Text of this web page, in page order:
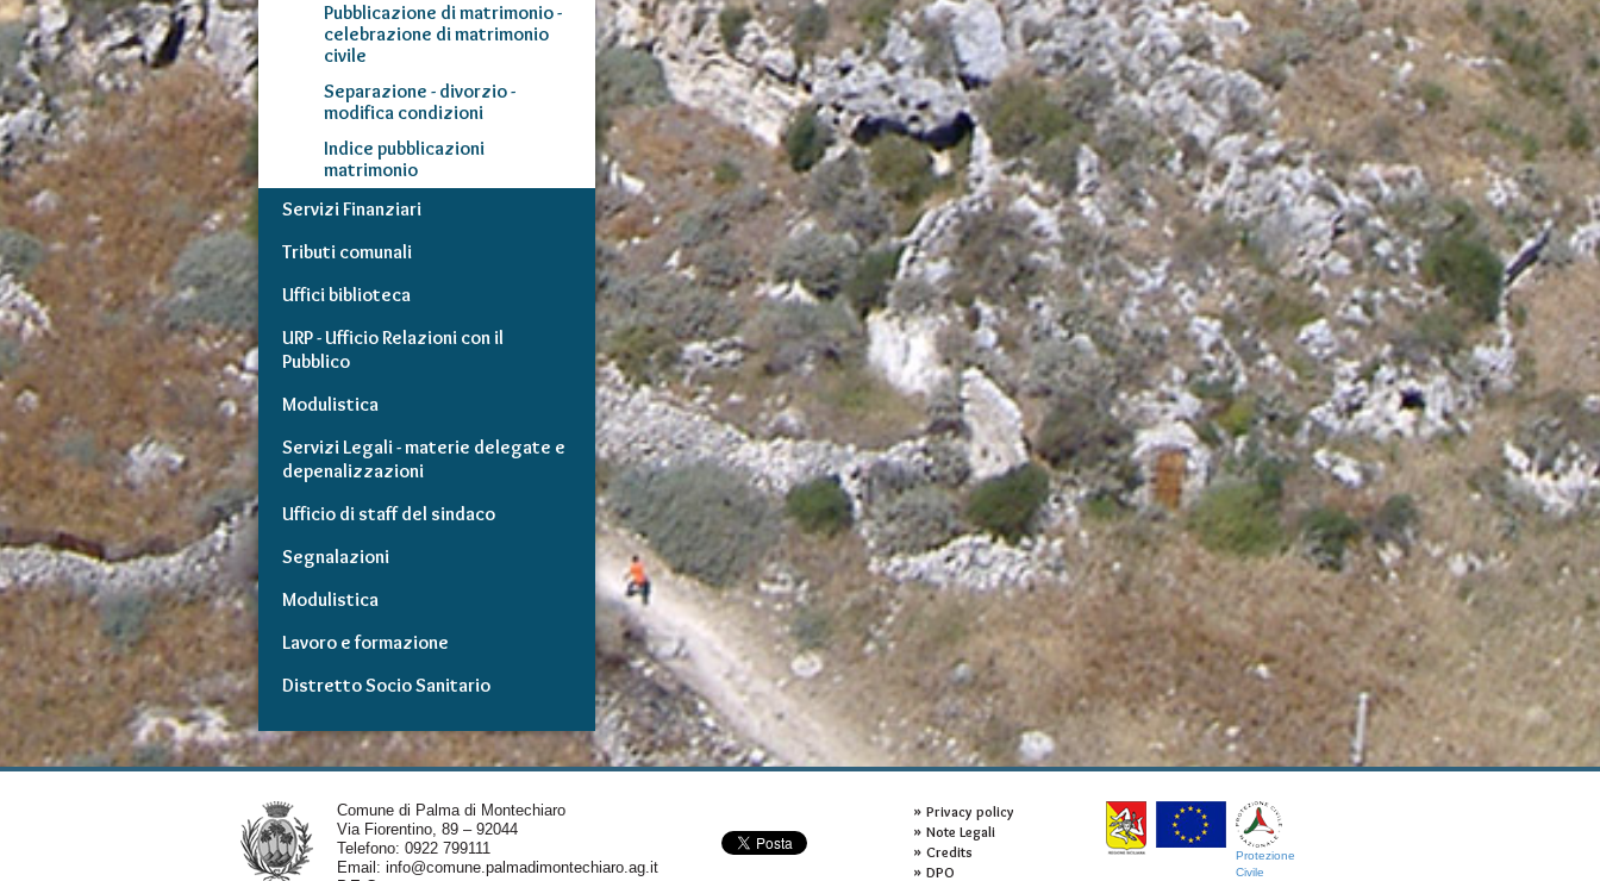
Pubblicazione di matrimonio -
celebrazione di matrimonio
civile
Separazione - divorzio -
modifica condizioni
Indice pubblicazioni
matrimonio
Servizi Finanziari
Tributi comunali
Uffici biblioteca
URP - Ufficio Relazioni con il
Pubblico
Modulistica
Servizi Legali - materie delegate e
depenalizzazioni
Ufficio di staff del sindaco
Segnalazioni
Modulistica
Lavoro e formazione
Distretto Socio Sanitario
Comune di Palma di Montechiaro
Via Fiorentino, 89 – 92044
Telefono: 0922 799111
Email: info@comune.palmadimontechiaro.ag.it
Privacy policy
Note Legali
Credits
DPO
Protezione
Civile